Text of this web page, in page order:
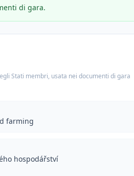
di gara.
Stati membri, usata nei documenti di gara
farming
hospodářství